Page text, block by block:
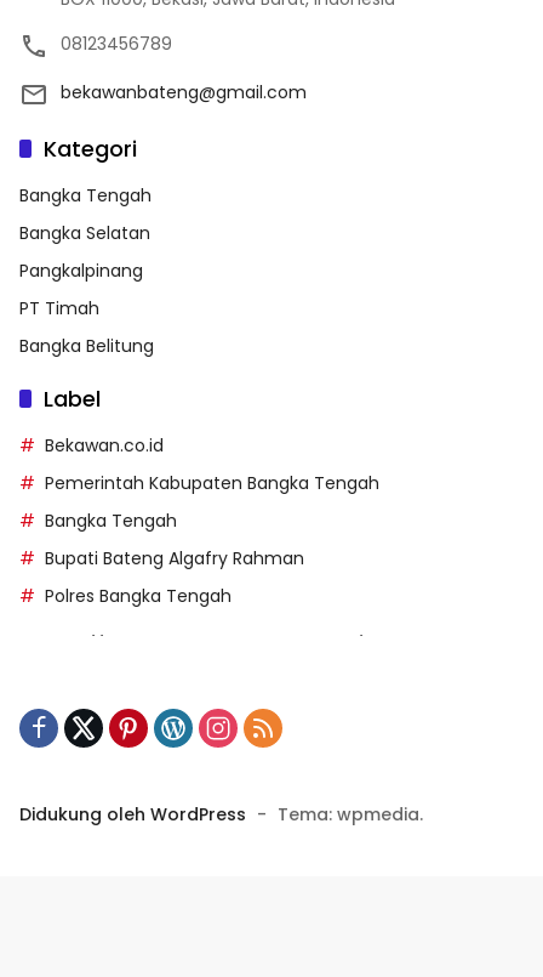
08123456789
bekawanbateng@gmail.com
Kategori
Bangka Tengah
Bangka Selatan
Pangkalpinang
PT Timah
Bangka Belitung
Label
Bekawan.co.id
Pemerintah Kabupaten Bangka Tengah
Bangka Tengah
Bupati Bateng Algafry Rahman
Polres Bangka Tengah
https://kecsitim.sitarokab.go.id/
Didukung oleh WordPress - Tema: wpmedia.